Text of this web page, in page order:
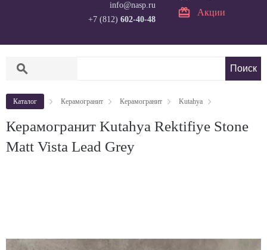
info@nasp.ru
+7 (812) 602-40-48
Акции
search
Каталог Керамогранит Керамогранит Kutahya
Керамогранит Kutahya Rektifiye Stone
Matt Vista Lead Grey